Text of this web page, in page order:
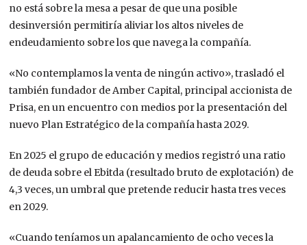
no está sobre la mesa a pesar de que una posible
desinversión permitiría aliviar los altos niveles de
endeudamiento sobre los que navega la compañía.
«No contemplamos la venta de ningún activo», trasladó el
también fundador de Amber Capital, principal accionista de
Prisa, en un encuentro con medios por la presentación del
nuevo Plan Estratégico de la compañía hasta 2029.
En 2025 el grupo de educación y medios registró una ratio
de deuda sobre el Ebitda (resultado bruto de explotación) de
4,3 veces, un umbral que pretende reducir hasta tres veces
en 2029.
«Cuando teníamos un apalancamiento de ocho veces la